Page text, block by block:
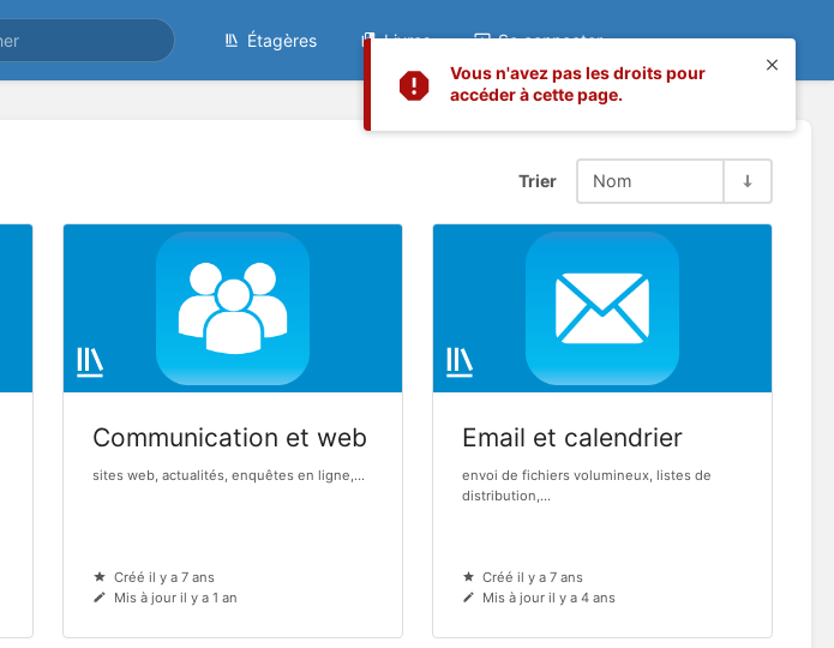
Vous n'avez pas les droits pour
accéder à cette page.
Étagères Livres Se connecter
Trier Nom
Communication et web
sites web, actualités, enquêtes en ligne,...
Créé il y a 7 ans
Mis à jour il y a 1 an
Email et calendrier
envoi de fichiers volumineux, listes de
distribution,...
Créé il y a 7 ans
Mis à jour il y a 4 ans